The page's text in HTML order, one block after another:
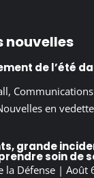
nouvelles
de l’été
en vedette
grande
soin de
la Défense| Août